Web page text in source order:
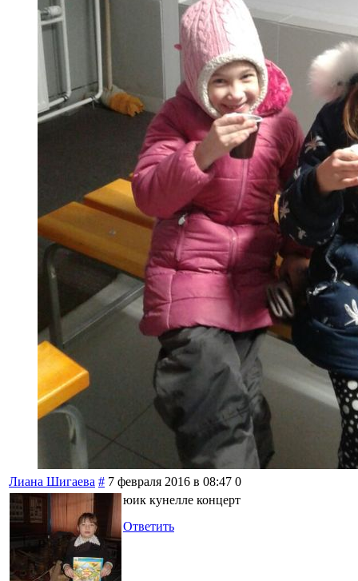
Лиана Шигаева # 7 февраля 2016 в 08:47 0
юик кунелле концерт
Ответить